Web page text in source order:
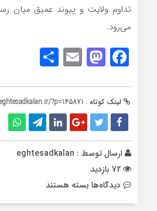
تداوم ولایت و پیوند عمیق میان
می‌رود.
Facebook
Mastodon
Email
لینک کوتاه : ?p=145871
ارسال توسط : eghtesadkalan
دیدگاه‌ها برای
بسته هستند